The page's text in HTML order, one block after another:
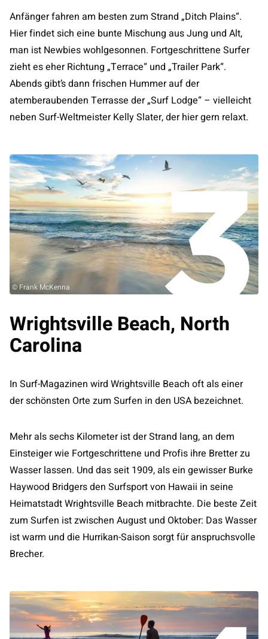
Anfänger fahren am besten zum Strand „Ditch Plains“.
Hier findet sich eine bunte Mischung aus Jung und Alt,
man ist Newbies wohlgesonnen. Fortgeschrittene Surfer
zieht es eher Richtung „Terrace“ und „Trailer Park“.
Abends gibt’s dann frischen Hummer auf der
atemberaubenden Terrasse der „Surf Lodge“ – vielleicht
neben Surf-Weltmeister Kelly Slater, der hier gern relaxt.
© Frank McKenna
Wrightsville Beach, North
Carolina
In Surf-Magazinen wird Wrightsville Beach oft als einer
der schönsten Orte zum Surfen in den USA bezeichnet.
Mehr als sechs Kilometer ist der Strand lang, an dem
Einsteiger wie Fortgeschrittene und Profis ihre Bretter zu
Wasser lassen. Und das seit 1909, als ein gewisser Burke
Haywood Bridgers den Surfsport von Hawaii in seine
Heimatstadt Wrightsville Beach mitbrachte. Die beste Zeit
zum Surfen ist zwischen August und Oktober: Das Wasser
ist warm und die Hurrikan-Saison sorgt für anspruchsvolle
Brecher.